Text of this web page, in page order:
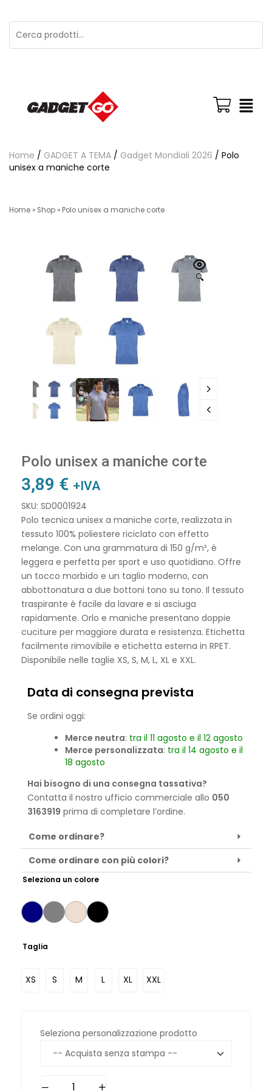
Home / GADGET A TEMA / Gadget Mondiali 2026 / Polo
unisex a maniche corte
Home » Shop » Polo unisex a maniche corte
🔍
Polo unisex a maniche corte
3,89 € +IVA
SKU: SD0001924
Polo tecnica unisex a maniche corte, realizzata in
tessuto 100% poliestere riciclato con effetto
melange. Con una grammatura di 150 g/m², è
leggera e perfetta per sport e uso quotidiano. Offre
un tocco morbido e un taglio moderno, con
abbottonatura a due bottoni tono su tono. Il tessuto
traspirante è facile da lavare e si asciuga
rapidamente. Orlo e maniche presentano doppie
cuciture per maggiore durata e resistenza. Etichetta
facilmente rimovibile e etichetta esterna in RPET.
Disponibile nelle taglie XS, S, M, L, XL e XXL.
Data di consegna prevista
Se ordini oggi:
Merce neutra: tra il 11 agosto e il 12 agosto
Merce personalizzata: tra il 14 agosto e il
18 agosto
Hai bisogno di una consegna tassativa?
Contatta il nostro ufficio commerciale allo 050
3163919 prima di completare l’ordine.
Come ordinare?
Come ordinare con più colori?
Seleziona un colore
Taglia
XS S M L XL XXL
Seleziona personalizzazione prodotto